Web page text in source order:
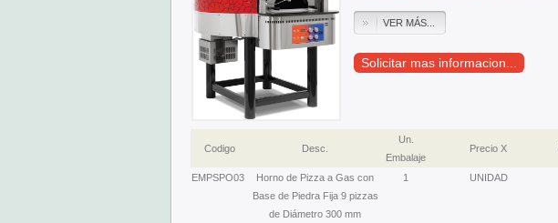
VER MÁS...
Solicitar mas informacion...
Codigo Desc.
Un.
Embalaje
Precio X
EMPSPO03
Horno de Pizza a Gas con
Base de Piedra Fija 9 pizzas
de Diámetro 300 mm
1 UNIDAD